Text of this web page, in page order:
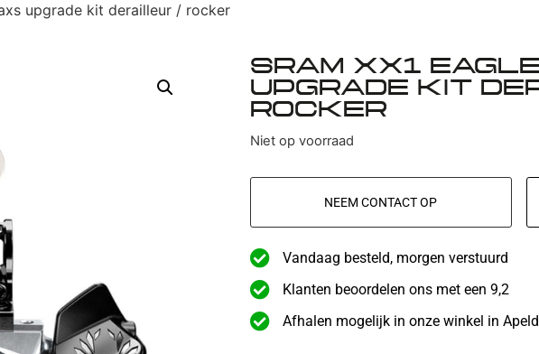
upgrade kit derailleur / rocker
SRAM XX1
UPGRADE KIT
ROCKER
Niet op voorraad
NEEM CONTACT OP
Vandaag besteld, morgen verstuurd
Klanten beoordelen ons met een 9,2
Afhalen mogelijk in onze winkel in